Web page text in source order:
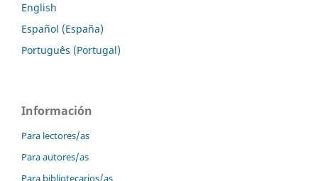
English
Español (España)
Português (Portugal)
Información
Para lectores/as
Para autores/as
Para bibliotecarios/as